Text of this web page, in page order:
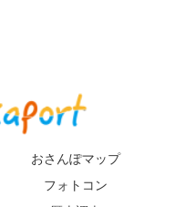
おさんぽマップ
フォトコン